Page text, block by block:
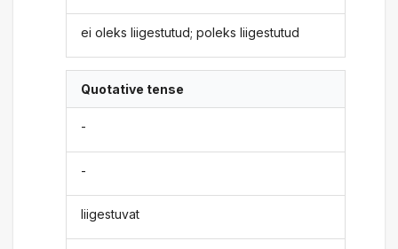
ei oleks liigestutud; poleks liigestutud
Quotative tense
-
-
liigestuvat